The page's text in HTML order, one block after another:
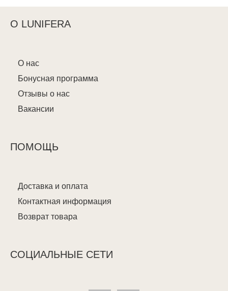
О LUNIFERA
О нас
Бонусная программа
Отзывы о нас
Вакансии
ПОМОЩЬ
Доставка и оплата
Контактная информация
Возврат товара
СОЦИАЛЬНЫЕ СЕТИ